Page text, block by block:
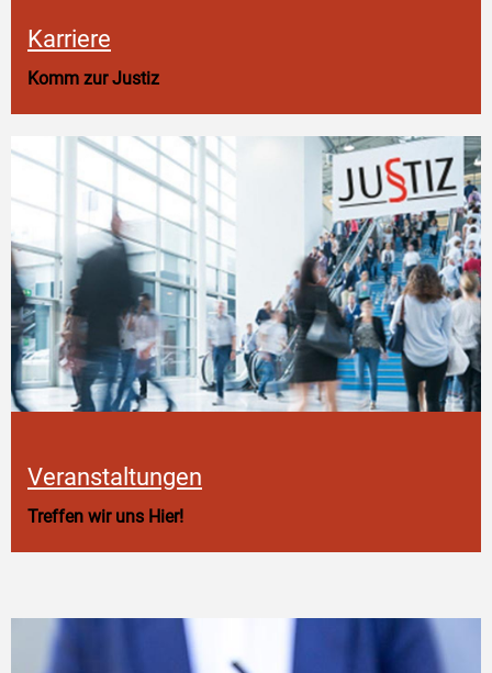
Karriere
Komm zur Justiz
Veranstaltungen
Treffen wir uns Hier!